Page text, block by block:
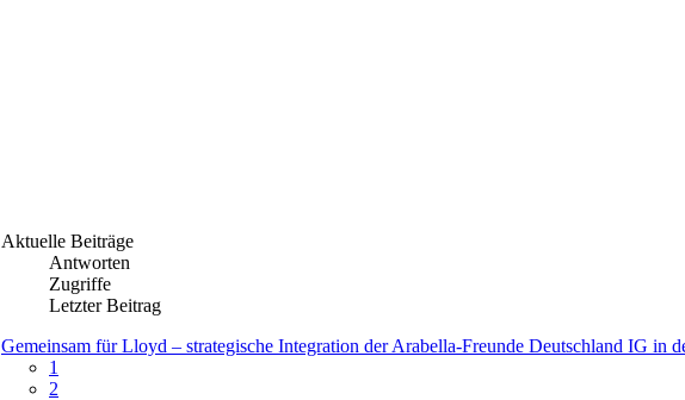
Aktuelle Beiträge
Antworten
Zugriffe
Letzter Beitrag
Gemeinsam für Lloyd – strategische Integration der Arabella-Freunde Deutschland IG in
1
2